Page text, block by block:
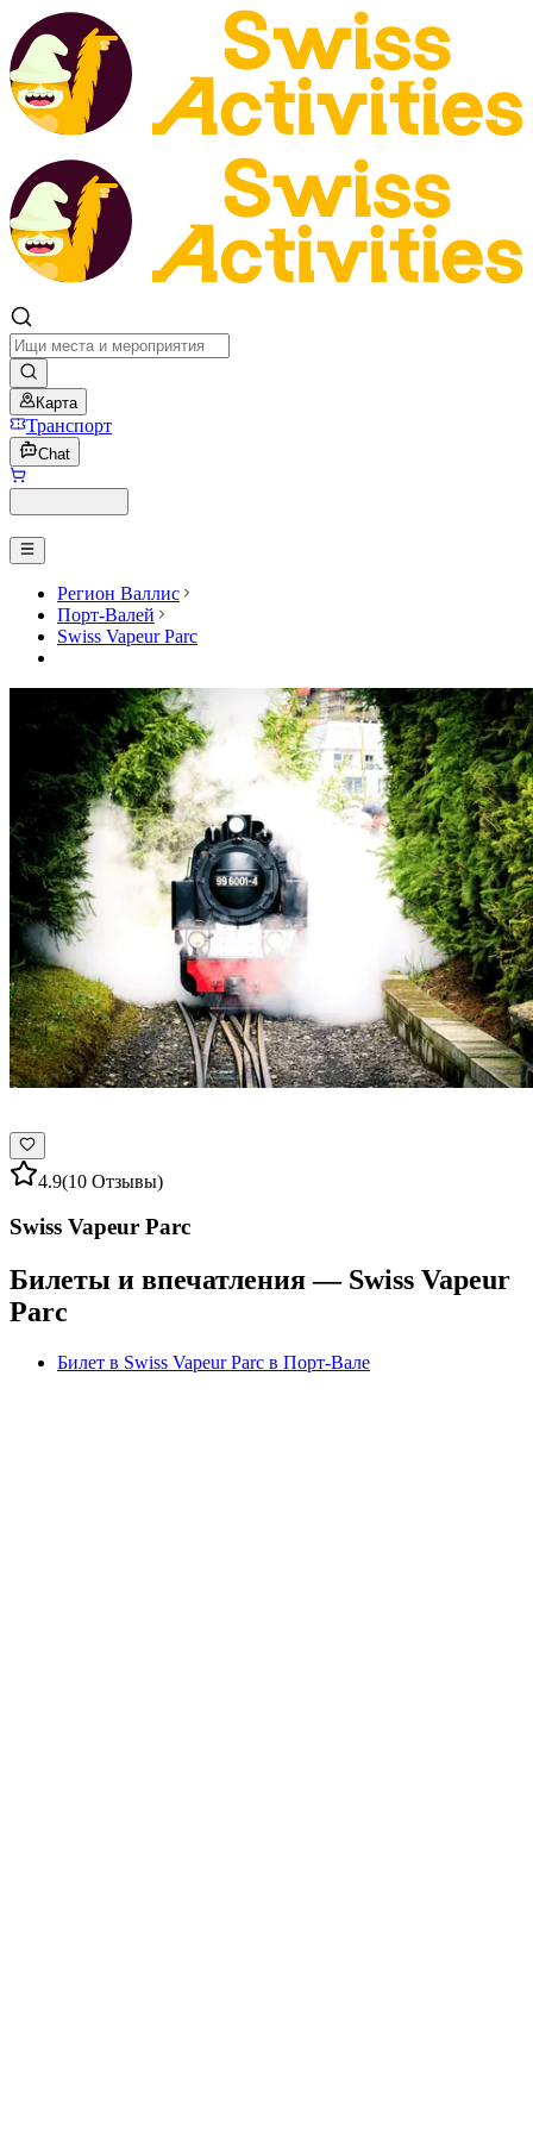
Карта
Транспорт
Chat
Регион Валлис
Порт-Валей
Swiss Vapeur Parc
4.9(10 Отзывы)
Swiss Vapeur Parc
Билеты и впечатления — Swiss Vapeur
Parc
Билет в Swiss Vapeur Parc в Порт-Вале